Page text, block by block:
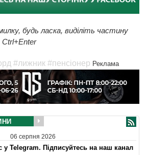
будь ласка, виділіть частину
#лижник #пенсіонер Реклама
06 серпня 2026
у Telegram. Підписуйтесь на наш канал